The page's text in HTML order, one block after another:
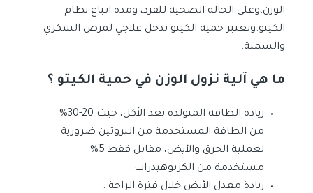
الوزن،وعلى الحالة الصحية للفرد، ومدة اتباع نظام
الكيتو.وتعتبر حمية الكيتو تدخل علاجي لمرض السكري
والسمنة.
ما هي آلية نزول الوزن في حمية الكيتو ؟
زيادة الطاقة المتولدة بعد الأكل، حيث 20-30%
من الطاقة المستخدمة من البروتين ضرورية
لعملية الحرق والأيض، مقابل فقط 5%
مستخدمة من الكربوهيدرات.
زيادة معدل الأيض خلال فترة الراحة .